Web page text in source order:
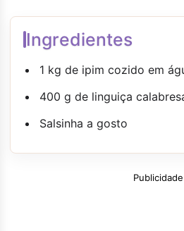
Ingredientes
1 kg de ipim cozido em
400 g de linguiça
Salsinha a gosto
Publicidade